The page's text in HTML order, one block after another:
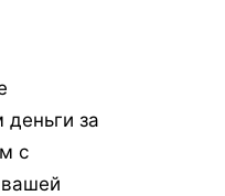
за
с